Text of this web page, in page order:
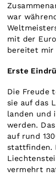
war
mit der
bereitet mir
Erste
Die Freude
sie auf das
landen und
werden.
auf rund
stattfinden.
vermehrt